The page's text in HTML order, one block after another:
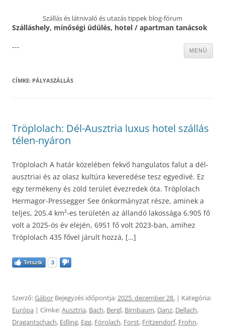
Szállás és látnivaló és utazás tippek blog-fórum
Szálláshely, minőségi üdülés, hotel / apartman tanácsok
MENÜ
---
CÍMKE: PÁLYASZÁLLÁS
Tröplolach: Dél-Ausztria luxus hotel szállás
télen-nyáron
Tröplolach A határ közelében fekvő hangulatos falut a dél-
ausztriai és az olasz kultúra keveredése tesz egyedivé. Ez
egy termékeny és zöld terület évezredek óta. Tröplolach
Hermagor-Pressegger See önkormányzat része, aminek a
teljes, 205.4 km²-es területén az állandó lakossága 6.905 fő
volt a 2025-ös év elején, 6951 fő volt 2023-ban, amihez
Tröplolach 435 fővel járult hozzá, […]
Tetszik 3
Szerző:Gábor Bejegyzés időpontja:2025. december 28. | Kategória:
Európa | Címke:Ausztria, Bach, Bergl, Birnbaum, Danz, Dellach,
Dragantschach, Edling, Egg, Förolach, Forst, Fritzendorf, Frohn,